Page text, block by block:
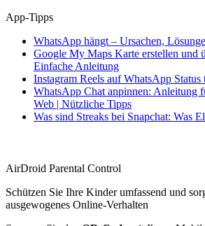
App-Tipps
WhatsApp hängt – Ursachen,
Google My Maps Karte erstellen und
Einfache Anleitung
Instagram Reels auf WhatsApp Status
WhatsApp Chat anpinnen: Anleitung
Web | Nützliche Tipps
Was sind Streaks bei Snapchat: Was
AirDroid Parental Control
Schützen Sie Ihre Kinder umfassend und
ausgewogenes Online-Verhalten